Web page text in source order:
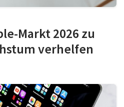
Markt 2026 zu
verhelfen